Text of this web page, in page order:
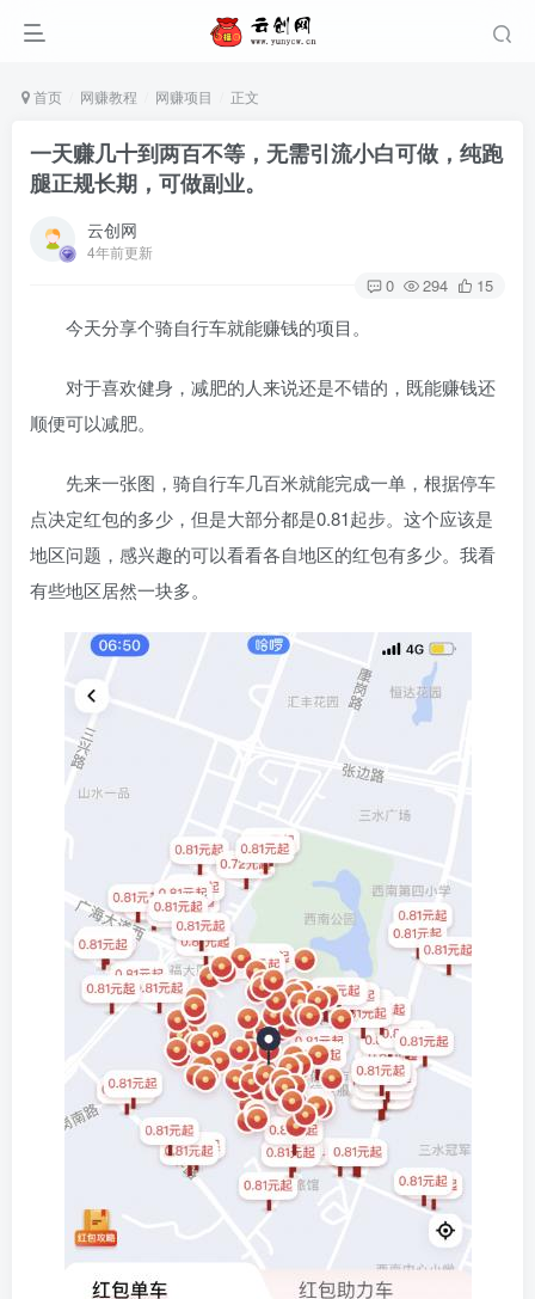
首页 网赚教程 网赚项目 正文
一天赚几十到两百不等，无需引流小白可做，纯跑
腿正规长期，可做副业。
云创网
4年前更新
0 294 15
今天分享个骑自行车就能赚钱的项目。
对于喜欢健身，减肥的人来说还是不错的，既能赚钱还
顺便可以减肥。
先来一张图，骑自行车几百米就能完成一单，根据停车
点决定红包的多少，但是大部分都是0.81起步。这个应该是
地区问题，感兴趣的可以看看各自地区的红包有多少。我看
有些地区居然一块多。